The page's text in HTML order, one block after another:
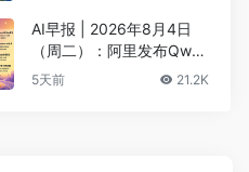
AI早报 | 2026年8月4日
（周二）：阿里发布Qwen
3.8-Max旗舰模型、MiniM
5天前 21.2K